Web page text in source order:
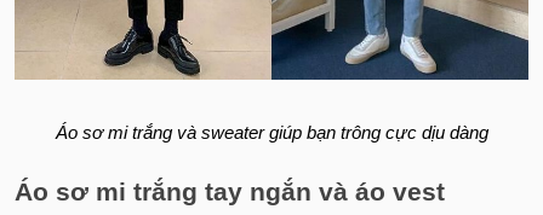
Áo sơ mi trắng và sweater giúp bạn trông cực dịu dàng
Áo sơ mi trắng tay ngắn và áo vest